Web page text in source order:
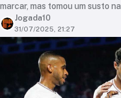
marcar, mas tomou um susto
Jogada10
31/07/2025, 21:27